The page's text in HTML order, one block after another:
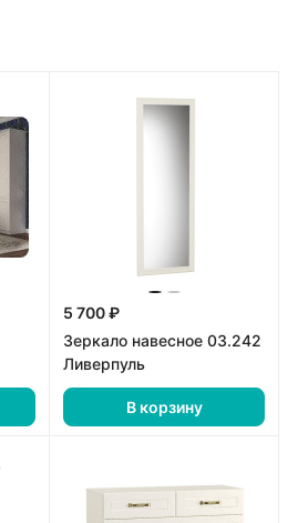
5 700 ₽
Зеркало навесное 03.242
Ливерпуль
В корзину